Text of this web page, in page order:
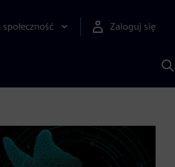
Zaloguj się